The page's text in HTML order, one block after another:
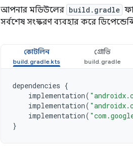
আপনার মডিউলের build.gradle
সর্বশেষ সংস্করণ ব্যবহার করে
কোটলিন গ্রোভি
dependencies {
implementation(
implementation(
implementation(
}